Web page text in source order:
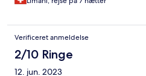
Verificeret anmeldelse
2/10 Ringe
12. jun. 2023